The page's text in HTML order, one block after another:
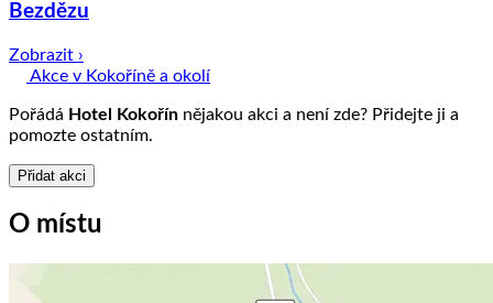
Bezdězu
Zobrazit ›
Akce v Kokoříně a okolí
Pořádá Hotel Kokořín nějakou akci a není zde? Přidejte ji a
pomozte ostatním.
Přidat akci
O místu